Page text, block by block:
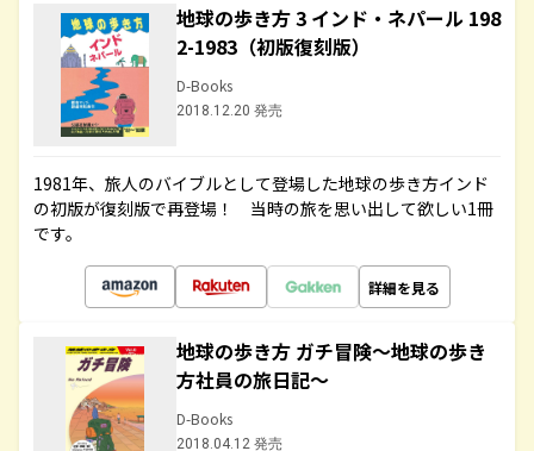
地球の歩き方 3 インド・ネパール 198
2-1983（初版復刻版）
D-Books
2018.12.20 発売
1981年、旅人のバイブルとして登場した地球の歩き方インド
の初版が復刻版で再登場！ 当時の旅を思い出して欲しい1冊
です。
詳細を見る
地球の歩き方 ガチ冒険～地球の歩き
方社員の旅日記～
D-Books
2018.04.12 発売